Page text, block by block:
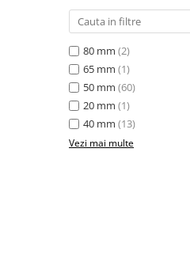
Scaune operationale pentru birou
Suporturi ergonomice
Produse curatenie pentru birou
Accesorii protocol
80 mm (2)
65 mm (1)
50 mm (60)
20 mm (1)
40 mm (13)
Vezi mai multe